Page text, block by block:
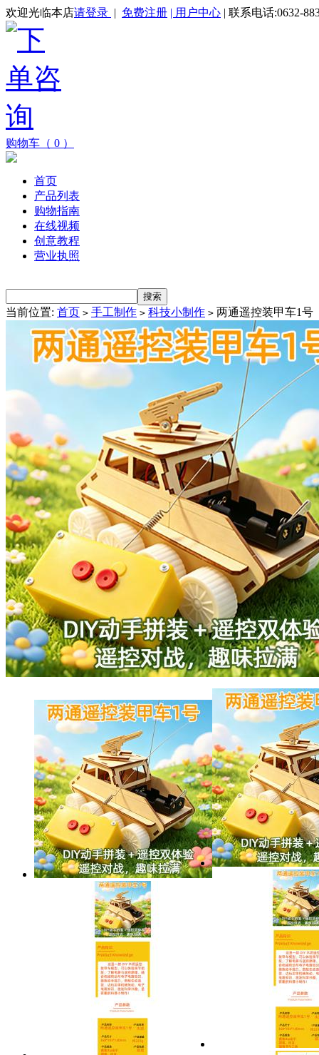
欢迎光临本店请登录 | 免费注册 | 用户中心 | 联系电话:0632-
购物车（ 0 ）
首页
产品列表
购物指南
在线视频
创意教程
营业执照
当前位置: 首页 > 手工制作 > 科技小制作 > 两通遥控装甲车1号